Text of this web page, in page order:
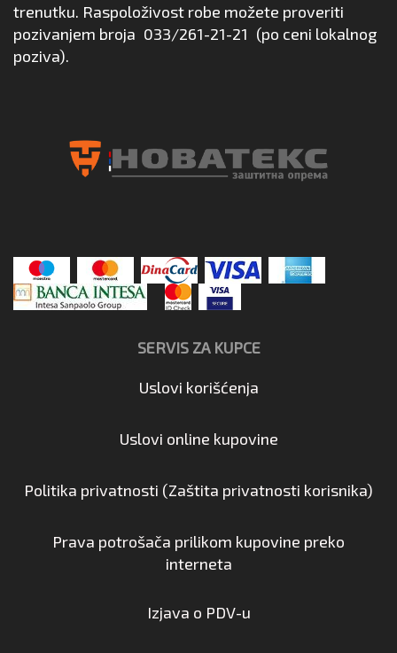
trenutku. Raspoloživost robe možete proveriti
pozivanjem broja 033/261-21-21 (po ceni lokalnog
poziva).
SERVIS ZA KUPCE
Uslovi korišćenja
Uslovi online kupovine
Politika privatnosti (Zaštita privatnosti korisnika)
Prava potrošača prilikom kupovine preko
interneta
Izjava o PDV-u